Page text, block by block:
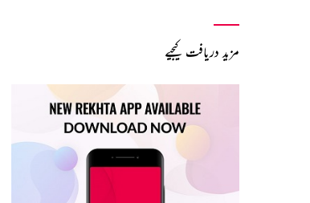
مزید دریافت کیجیے